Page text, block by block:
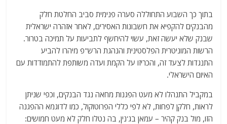
בתוך כך השבוע התחוללה סערה פנימית סביב החלטת חלק
מהבנקים להקפיא את חשבונות האסירים, לאחר אזהרה ישראלית
שבנק שלא יעשה זאת, עשוי להיחשף לתביעות על תמיכה בטרור.
הרשות המוניטרית הפלסטינית והנהגת הרש"פ מיהרו להביע
התנגדות לצעד זה, והכריזו על הקמת ועדה משותפת להתמודדות עם
האיום הישראלי.
במקביל התנהלו לא מעט הפגנות מחאה נגד הבנקים, וכפי שניתן
לראות, חלקן לפחות, לא לפי כללי הפרוטוקול, כמו לדוגמא ההפגנה
הזו, מול בנק קהיר – עמאן בג'נין, בה נטלו חלק לא מעט חמושים: